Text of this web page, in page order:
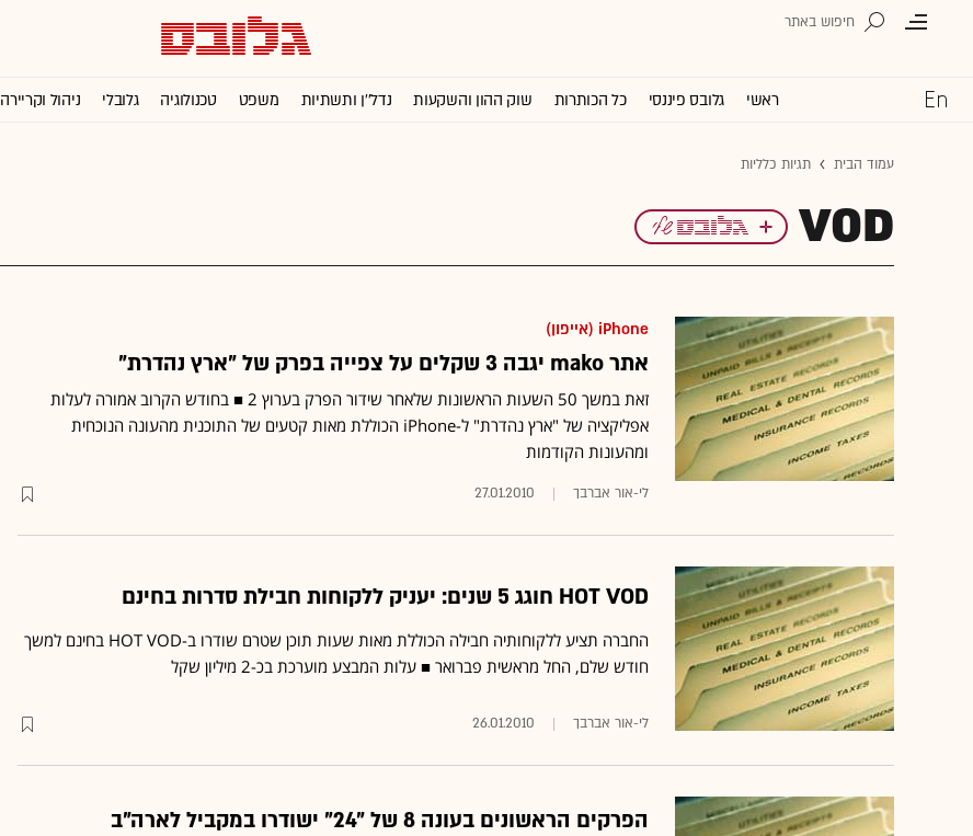
ראשי גלובס פיננסי כל הכותרות שוק ההון והשקעות נדל''ן ותשתיות משפט טכנולוגיה גלובלי ניהול וקריירה
עמוד הבית תגיות כלליות
VOD
iPhone (אייפון)
אתר mako יגבה 3 שקלים על צפייה בפרק של "ארץ נהדרת"
זאת במשך 50 השעות הראשונות שלאחר שידור הפרק בערוץ 2 ■ בחודש הקרוב אמורה לעלות
אפליקציה של "ארץ נהדרת" ל-iPhone הכוללת מאות קטעים של התוכנית מהעונה הנוכחית
ומהעונות הקודמות
לי-אור אברבך 27.01.2010
HOT VOD חוגג 5 שנים: יעניק ללקוחות חבילת סדרות בחינם
החברה תציע ללקוחותיה חבילה הכוללת מאות שעות תוכן שטרם שודרו ב-HOT VOD בחינם למשך
חודש שלם, החל מראשית פברואר ■ עלות המבצע מוערכת בכ-2 מיליון שקל
לי-אור אברבך 26.01.2010
הפרקים הראשונים בעונה 8 של "24" ישודרו במקביל לארה"ב